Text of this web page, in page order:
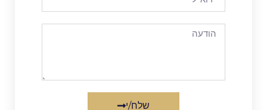
שלח/י